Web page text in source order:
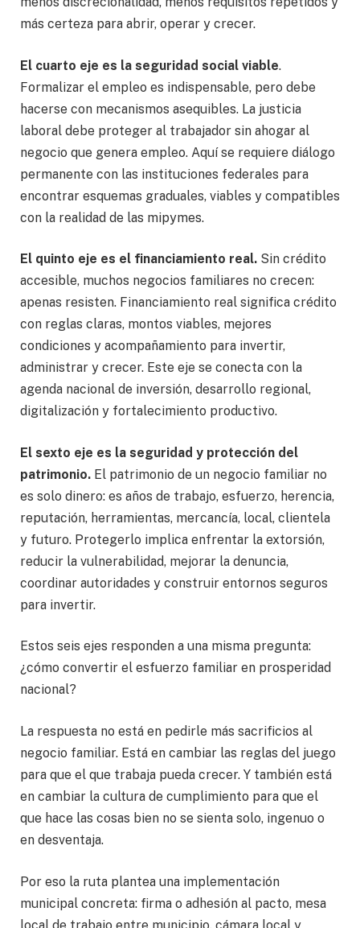
más certeza para abrir, operar y crecer.
El cuarto eje es la seguridad social viable.
Formalizar el empleo es indispensable, pero debe
hacerse con mecanismos asequibles. La justicia
laboral debe proteger al trabajador sin ahogar al
negocio que genera empleo. Aquí se requiere diálogo
permanente con las instituciones federales para
encontrar esquemas graduales, viables y compatibles
con la realidad de las mipymes.
El quinto eje es el financiamiento real. Sin crédito
accesible, muchos negocios familiares no crecen:
apenas resisten. Financiamiento real significa crédito
con reglas claras, montos viables, mejores
condiciones y acompañamiento para invertir,
administrar y crecer. Este eje se conecta con la
agenda nacional de inversión, desarrollo regional,
digitalización y fortalecimiento productivo.
El sexto eje es la seguridad y protección del
patrimonio. El patrimonio de un negocio familiar no
es solo dinero: es años de trabajo, esfuerzo, herencia,
reputación, herramientas, mercancía, local, clientela
y futuro. Protegerlo implica enfrentar la extorsión,
reducir la vulnerabilidad, mejorar la denuncia,
coordinar autoridades y construir entornos seguros
para invertir.
Estos seis ejes responden a una misma pregunta:
¿cómo convertir el esfuerzo familiar en prosperidad
nacional?
La respuesta no está en pedirle más sacrificios al
negocio familiar. Está en cambiar las reglas del juego
para que el que trabaja pueda crecer. Y también está
en cambiar la cultura de cumplimiento para que el
que hace las cosas bien no se sienta solo, ingenuo o
en desventaja.
Por eso la ruta plantea una implementación
municipal concreta: firma o adhesión al pacto, mesa
local de trabajo entre municipio, cámara local y